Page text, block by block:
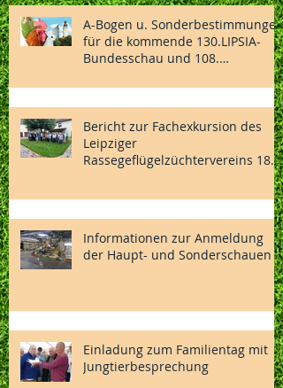
A-Bogen u. Sonderbestimmungen
für die kommende 130.LIPSIA-
Bundesschau und 108.
04.-06.12.2026 in Vorbereitung
Bericht zur Fachexkursion des
Leipziger
Rassegeflügelzüchtervereins 1869
Informationen zur Anmeldung
der Haupt- und Sonderschauen
Einladung zum Familientag mit
Jungtierbesprechung